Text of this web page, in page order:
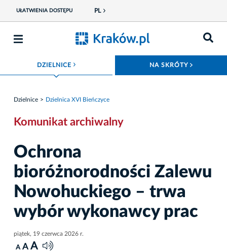
UŁATWIENIA DOSTĘPU PL
DZIELNICE ROZWIŃ MENU NA SKRÓTY
Dzielnice Dzielnica XVI Bieńczyce
Komunikat archiwalny
Ochrona
bioróżnorodności Zalewu
Nowohuckiego – trwa
wybór wykonawcy prac
piątek, 19 czerwca 2026 r.
A A A